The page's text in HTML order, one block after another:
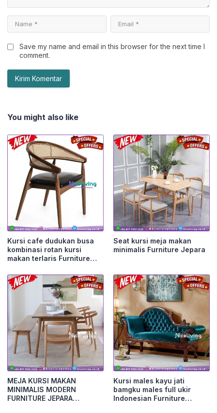
Save my name and email in this browser for the next time I
comment.
You might also like
Kursi cafe dudukan busa
kombinasi rotan kursi
makan terlaris Furniture
Seat kursi meja makan
minimalis Furniture Jepara
MEJA KURSI MAKAN
MINIMALIS MODERN
FURNITURE JEPARA
Kursi males kayu jati
bamgku males full ukir
Indonesian Furniture